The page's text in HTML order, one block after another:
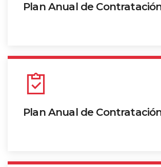
Plan Anual de
Plan Anual de